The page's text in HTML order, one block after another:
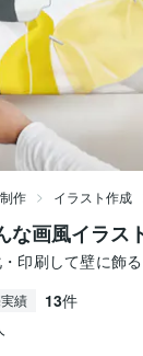
作 イラスト作成
な画風イラス
印刷して壁に飾
績 13件